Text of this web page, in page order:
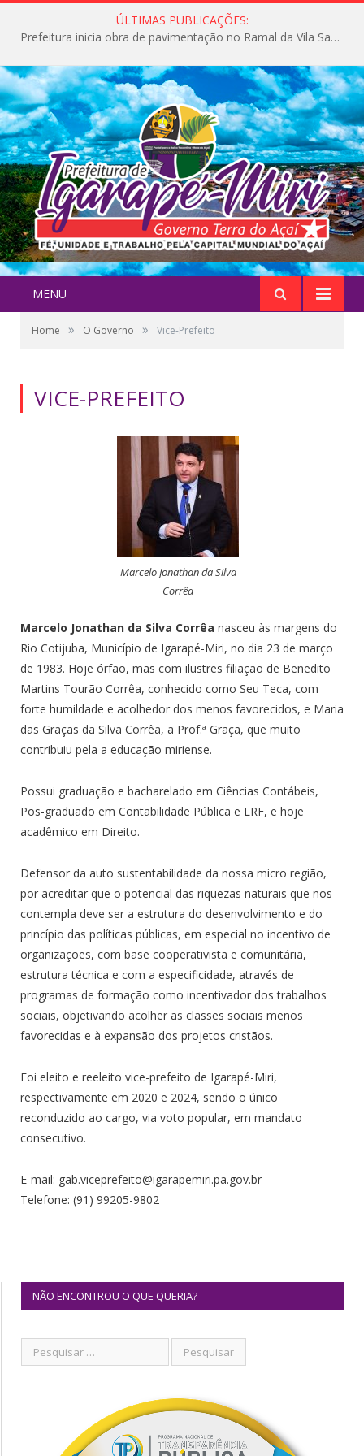
ÚLTIMAS PUBLICAÇÕES:
Prefeitura inicia obra de pavimentação no Ramal da Vila Santa Maria do Icatu
MENU
Home » O Governo » Vice-Prefeito
VICE-PREFEITO
Marcelo Jonathan da Silva
Corrêa
Marcelo Jonathan da Silva Corrêa nasceu às margens do
Rio Cotijuba, Município de Igarapé-Miri, no dia 23 de março
de 1983. Hoje órfão, mas com ilustres filiação de Benedito
Martins Tourão Corrêa, conhecido como Seu Teca, com
forte humildade e acolhedor dos menos favorecidos, e Maria
das Graças da Silva Corrêa, a Prof.ª Graça, que muito
contribuiu pela a educação miriense.
Possui graduação e bacharelado em Ciências Contábeis,
Pos-graduado em Contabilidade Pública e LRF, e hoje
acadêmico em Direito.
Defensor da auto sustentabilidade da nossa micro região,
por acreditar que o potencial das riquezas naturais que nos
contempla deve ser a estrutura do desenvolvimento e do
princípio das políticas públicas, em especial no incentivo de
organizações, com base cooperativista e comunitária,
estrutura técnica e com a especificidade, através de
programas de formação como incentivador dos trabalhos
sociais, objetivando acolher as classes sociais menos
favorecidas e à expansão dos projetos cristãos.
Foi eleito e reeleito vice-prefeito de Igarapé-Miri,
respectivamente em 2020 e 2024, sendo o único
reconduzido ao cargo, via voto popular, em mandato
consecutivo.
E-mail: gab.viceprefeito@igarapemiri.pa.gov.br
Telefone: (91) 99205-9802
NÃO ENCONTROU O QUE QUERIA?